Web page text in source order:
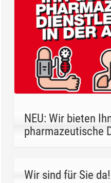
NEU: Wir bieten
pharmazeutische
Wir sind für Sie da!